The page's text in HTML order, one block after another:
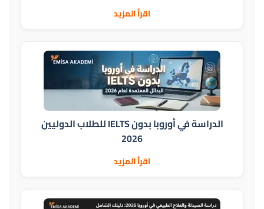
اقرأ المزيد
الدراسة في أوروبا بدون IELTS للطلاب الدوليين
2026
اقرأ المزيد